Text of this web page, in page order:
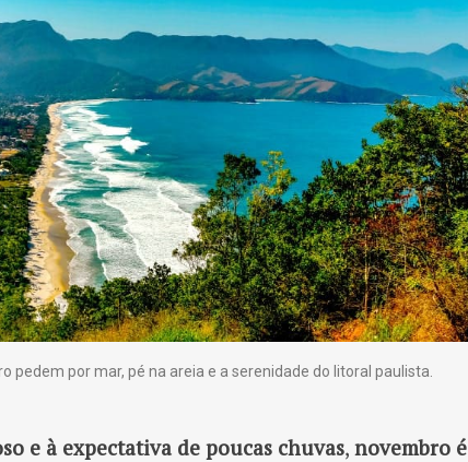
pedem por mar, pé na areia e a serenidade do litoral paulista.
e à expectativa de poucas chuvas, novembro é